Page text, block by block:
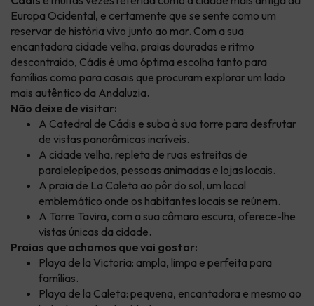
Europa Ocidental, e certamente que se sente como um
reservar de história vivo junto ao mar. Com a sua
encantadora cidade velha, praias douradas e ritmo
descontraído, Cádis é uma óptima escolha tanto para
famílias como para casais que procuram explorar um lado
mais autêntico da Andaluzia.
Não deixe de visitar:
A Catedral de Cádis e suba à sua torre para desfrutar
de vistas panorâmicas incríveis.
A cidade velha, repleta de ruas estreitas de
paralelepípedos, pessoas animadas e lojas locais.
A praia de La Caleta ao pôr do sol, um local
emblemático onde os habitantes locais se reúnem.
A Torre Tavira, com a sua câmara escura, oferece-lhe
vistas únicas da cidade.
Praias que achamos que vai gostar:
Playa de la Victoria: ampla, limpa e perfeita para
famílias.
Playa de la Caleta: pequena, encantadora e mesmo ao